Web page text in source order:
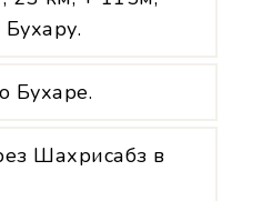
Бухаре.
Шахрисабз в